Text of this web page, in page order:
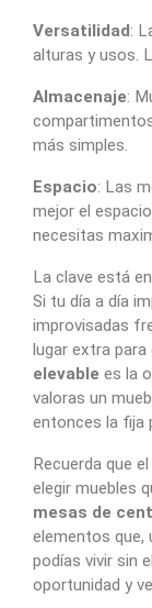
Versatilidad:
alturas y usos.
Almacenaje:
más simples.
Espacio: Las
mejor el
necesitas
La clave está
Si tu día a día
improvisadas
lugar extra para
elevable es la
valoras un
entonces la fija
Recuerda que
elegir muebles
mesas de
elementos que,
podías vivir sin
oportunidad y